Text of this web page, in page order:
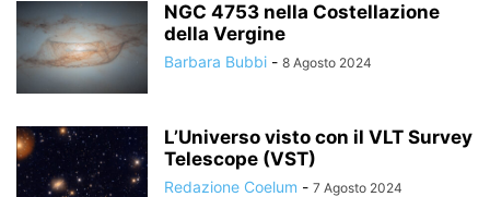
NGC 4753 nella Costellazione
della Vergine
Barbara Bubbi - 8 Agosto 2024
L’Universo visto con il VLT Survey
Telescope (VST)
Redazione Coelum - 7 Agosto 2024